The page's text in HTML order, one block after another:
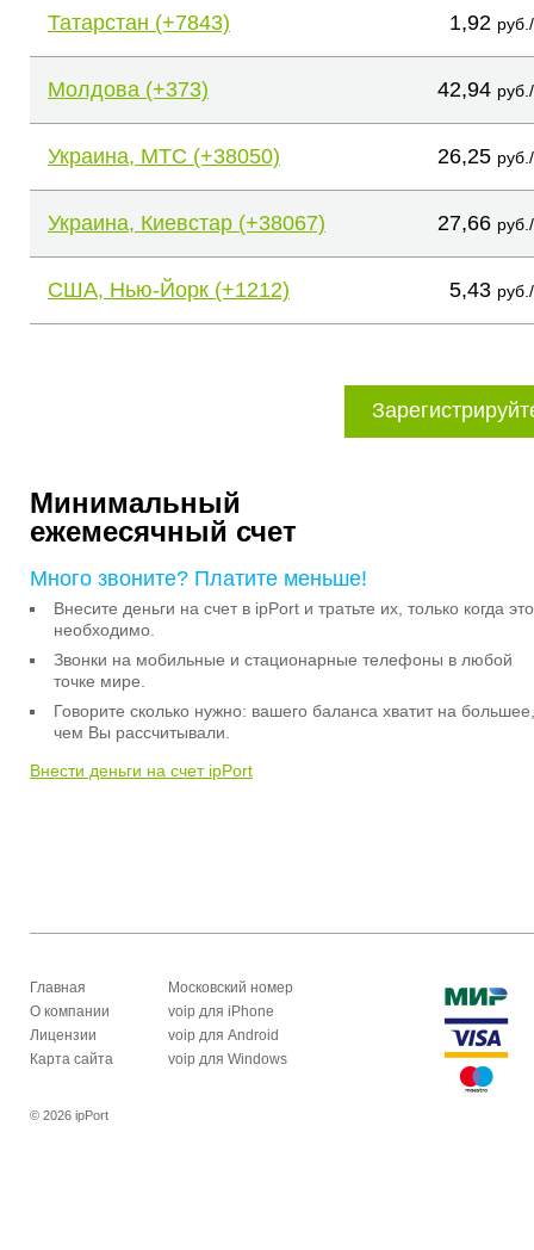
Татарстан (+7843) 1,92
Молдова (+373) 42,94
Украина, МТС (+38050) 26,25
Украина, Киевстар (+38067) 27,66
США, Нью-Йорк (+1212) 5,43
Минимальный
ежемесячный счет
Много звоните? Платите меньше!
Внесите деньги на счет в ipPort и тратьте их, только когда это
необходимо.
Звонки на мобильные и стационарные телефоны в любой
точке мире.
Говорите сколько нужно: вашего баланса хватит на большее,
чем Вы рассчитывали.
Внести деньги на счет ipPort
Главная
О компании
Лицензии
Карта сайта
Московский номер
voip для iPhone
voip для Android
voip для Windows
© 2026 ipPort